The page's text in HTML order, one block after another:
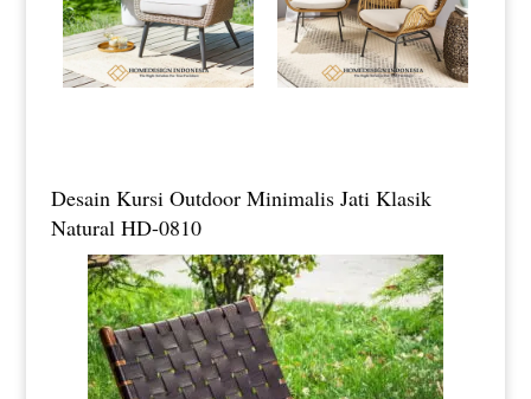
Desain Kursi Outdoor Minimalis Jati Klasik
Natural HD-0810